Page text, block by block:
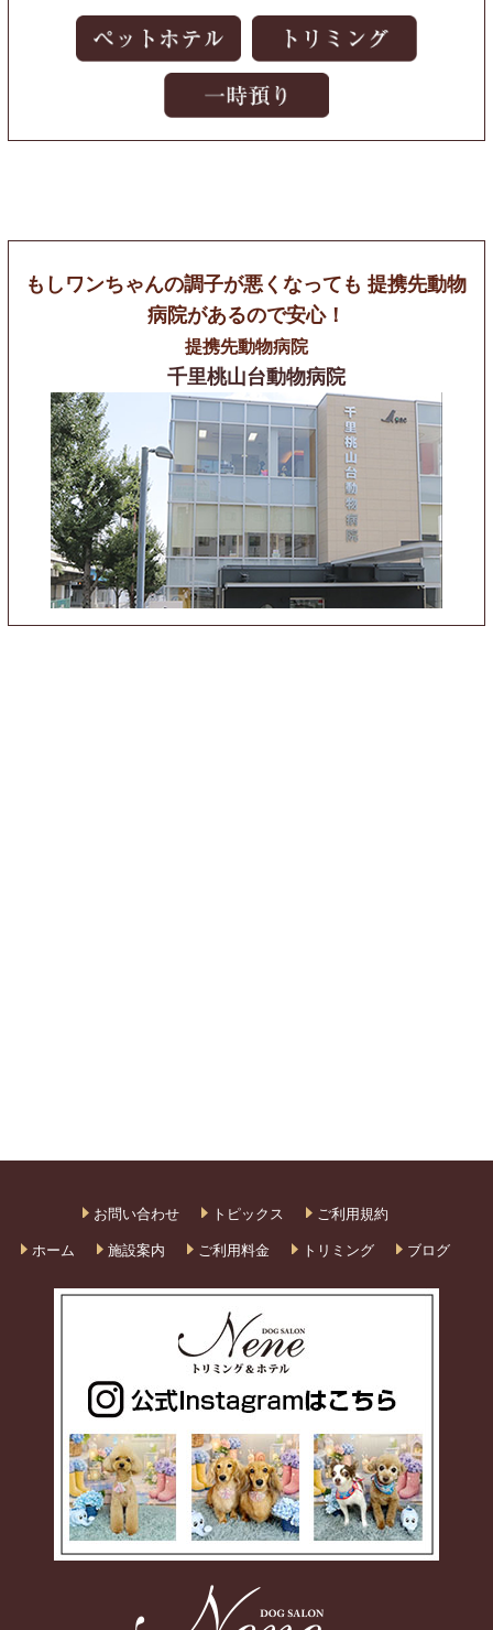
もしワンちゃんの調子が悪くなっても 提携先動物
病院があるので安心！
提携先動物病院
千里桃山台動物病院
お問い合わせ トピックス ご利用規約
ホーム 施設案内 ご利用料金 トリミング ブログ